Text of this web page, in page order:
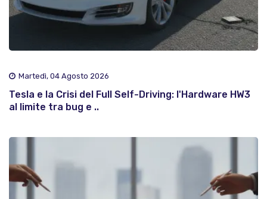
Martedì, 04 Agosto 2026
Tesla e la Crisi del Full Self-Driving: l'Hardware HW3
al limite tra bug e ..